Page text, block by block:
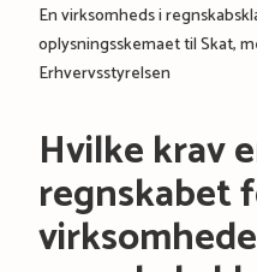
En virksomheds i
oplysningsskemaet til Skat,
Erhvervsstyrelsen
Hvilke krav
regnskabet